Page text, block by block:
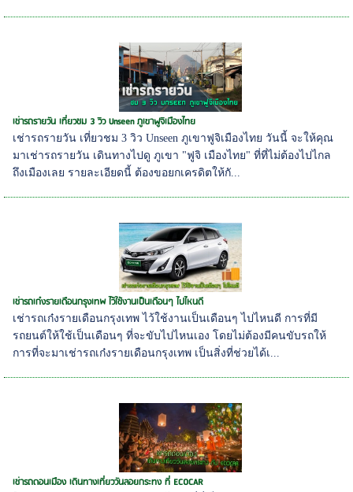
เช่ารถรายวัน เที่ยวชม 3 วิว Unseen ภูเขาฟูจิเมืองไทย
เช่ารถรายวัน เที่ยวชม 3 วิว Unseen ภูเขาฟูจิเมืองไทย วันนี้ จะให้คุณ
มาเช่ารถรายวัน เดินทางไปดู ภูเขา "ฟูจิ เมืองไทย" ที่ที่ไม่ต้องไปไกล
ถึงเมืองเลย รายละเอียดนี้ ต้องขอยกเครดิตให้กั...
เช่ารถเก๋งรายเดือนกรุงเทพ ไว้ใช้งานเป็นเดือนๆ ไปไหนดี
เช่ารถเก๋งรายเดือนกรุงเทพ ไว้ใช้งานเป็นเดือนๆ ไปไหนดี การที่มี
รถยนต์ให้ใช้เป็นเดือนๆ ที่จะขับไปไหนเอง โดยไม่ต้องมีคนขับรถให้
การที่จะมาเช่ารถเก๋งรายเดือนกรุงเทพ เป็นสิ่งที่ช่วยได้เ...
เช่ารถดอนเมือง เดินทางเที่ยววันลอยกระทง ที่ ECOCAR